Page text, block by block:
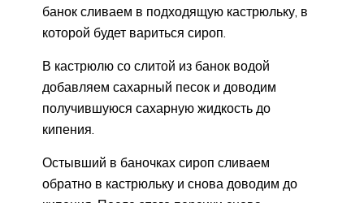
банок сливаем в подходящую кастрюльку, в
которой будет вариться сироп.
В кастрюлю со слитой из банок водой
добавляем сахарный песок и доводим
получившуюся сахарную жидкость до
кипения.
Остывший в баночках сироп сливаем
обратно в кастрюльку и снова доводим до